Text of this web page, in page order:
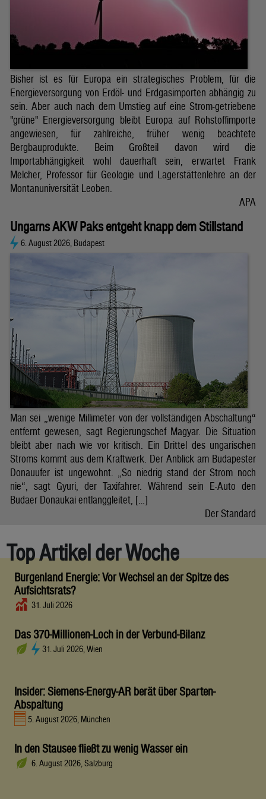
Bisher ist es für Europa ein strategisches Problem, für die
Energieversorgung von Erdöl- und Erdgasimporten abhängig zu
sein. Aber auch nach dem Umstieg auf eine Strom-getriebene
"grüne" Energieversorgung bleibt Europa auf Rohstoffimporte
angewiesen, für zahlreiche, früher wenig beachtete
Bergbauprodukte. Beim Großteil davon wird die
Importabhängigkeit wohl dauerhaft sein, erwartet Frank
Melcher, Professor für Geologie und Lagerstättenlehre an der
Montanuniversität Leoben.
APA
Ungarns AKW Paks entgeht knapp dem Stillstand
6. August 2026, Budapest
Man sei „wenige Millimeter von der vollständigen Abschaltung“
entfernt gewesen, sagt Regierungschef Magyar. Die Situation
bleibt aber nach wie vor kritisch. Ein Drittel des ungarischen
Stroms kommt aus dem Kraftwerk. Der Anblick am Budapester
Donauufer ist ungewohnt. „So niedrig stand der Strom noch
nie“, sagt Gyuri, der Taxifahrer. Während sein E-Auto den
Budaer Donaukai entlanggleitet, […]
Der Standard
Top Artikel der Woche
Burgenland Energie: Vor Wechsel an der Spitze des
Aufsichtsrats?
31. Juli 2026
Das 370-Millionen-Loch in der Verbund-Bilanz
31. Juli 2026, Wien
Insider: Siemens-Energy-AR berät über Sparten-
Abspaltung
5. August 2026, München
In den Stausee fließt zu wenig Wasser ein
6. August 2026, Salzburg